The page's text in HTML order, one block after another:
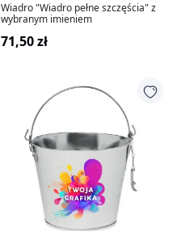
Wiadro "Wiadro pełne szczęścia" z
wybranym imieniem
71,50 zł